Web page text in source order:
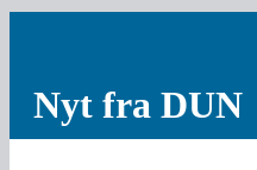
Nyt fra DUN